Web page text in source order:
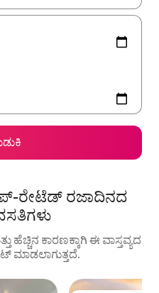
ರೇಟೆಡ್ ರಜಾದಿನದ
ಹೆಚ್ಚಿನ ಕಾರಣಕ್ಕಾಗಿ ಈ ವಾಸ್ತವ್ಯದ
ಮಾಡಲಾಗುತ್ತದೆ.